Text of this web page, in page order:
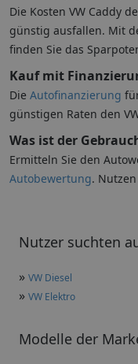
Nutzer suchten
» VW Diesel
» VW Elektro
Modelle der
Die Kosten VW Caddy
günstig ausfallen. Mit
finden Sie das
Kauf mit
Die Autofinanzierung
günstigen Raten den
Was ist der
Ermitteln Sie den
Autobewertung.